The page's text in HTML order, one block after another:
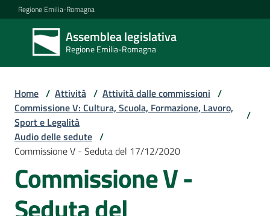
Vai al contenuto
Vai alla navigazione
Vai al footer
Regione Emilia-Romagna
Assemblea legislativa
Regione Emilia-Romagna
Assemblea
legislativa
Regione Emilia-
Assemblea
Attività
Home / Attività / Attività dalle commissioni /
Commissione V: Cultura, Scuola, Formazione, Lavoro,
Sport e Legalità
/
Audio delle sedute /
Commissione V - Seduta del 17/12/2020
Commissione V -